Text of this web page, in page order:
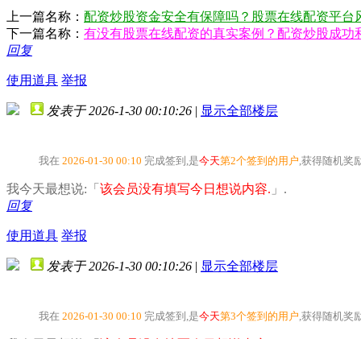
上一篇名称： 配资炒股资金安全有保障吗？股票在线配资平台
下一篇名称： 有没有股票在线配资的真实案例？配资炒股成功
回复
使用道具 举报
发表于 2026-1-30 00:10:26 | 显示全部楼层
我在 2026-01-30 00:10 完成签到,是今天第2个签到的用户 ,获得随机奖
我今天最想说:「 该会员没有填写今日想说内容. 」.
回复
使用道具 举报
发表于 2026-1-30 00:10:26 | 显示全部楼层
我在 2026-01-30 00:10 完成签到,是今天第3个签到的用户 ,获得随机奖